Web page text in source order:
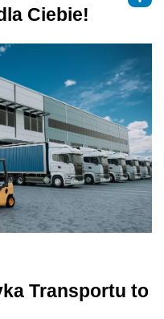
Ciebie!
Transportu to